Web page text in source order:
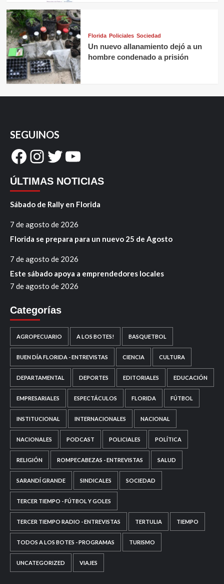
Florida Policiales Sociedad
Un nuevo allanamiento dejó a un
hombre condenado a prisión
SEGUINOS
Facebook
Instagram
Twitter
YouTube
ÚLTIMAS NOTICIAS
Sábado de Rally en Florida
7 de agosto de 2026
Florida se prepara para un nuevo 25 de Agosto
7 de agosto de 2026
Este sábado apoya a emprendedores locales
7 de agosto de 2026
Categorías
AGROPECUARIO A LOS BOTES! BASQUETBOL
BUEN DÍA FLORIDA - ENTREVISTAS CIENCIA CULTURA
DEPARTAMENTAL DEPORTES EDITORIALES EDUCACIÓN
EMPRESARIALES ESPECTÁCULOS FLORIDA FÚTBOL
INSTITUCIONAL INTERNACIONALES NACIONAL
NACIONALES PODCAST POLICIALES POLÍTICA
RELIGIÓN ROMPECABEZAS - ENTREVISTAS SALUD
SARANDÍ GRANDE SINDICALES SOCIEDAD
TERCER TIEMPO - FÚTBOL Y GOLES
TERCER TIEMPO RADIO - ENTREVISTAS TERTULIA TIEMPO
TODOS A LOS BOTES - PROGRAMAS TURISMO
UNCATEGORIZED VIAJES